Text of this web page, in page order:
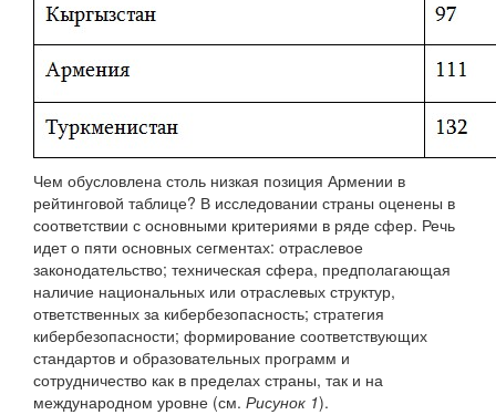
Чем обусловлена столь низкая позиция Армении в
рейтинговой таблице? В исследовании страны оценены в
соответствии с основными критериями в ряде сфер. Речь
идет о пяти основных сегментах: отраслевое
законодательство; техническая сфера, предполагающая
наличие национальных или отраслевых структур,
ответственных за кибербезопасность; стратегия
кибербезопасности; формирование соответствующих
стандартов и образовательных программ и
сотрудничество как в пределах страны, так и на
международном уровне (см. Рисунок 1).